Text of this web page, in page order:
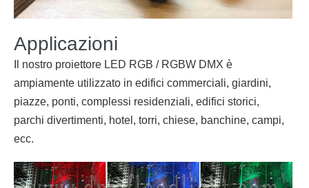
Applicazioni
Il nostro proiettore LED RGB / RGBW DMX è
ampiamente utilizzato in edifici commerciali, giardini,
piazze, ponti, complessi residenziali, edifici storici,
parchi divertimenti, hotel, torri, chiese, banchine, campi,
ecc.